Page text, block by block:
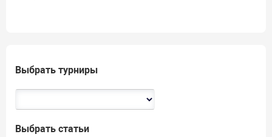
Выбрать турниры
Выбрать статьи